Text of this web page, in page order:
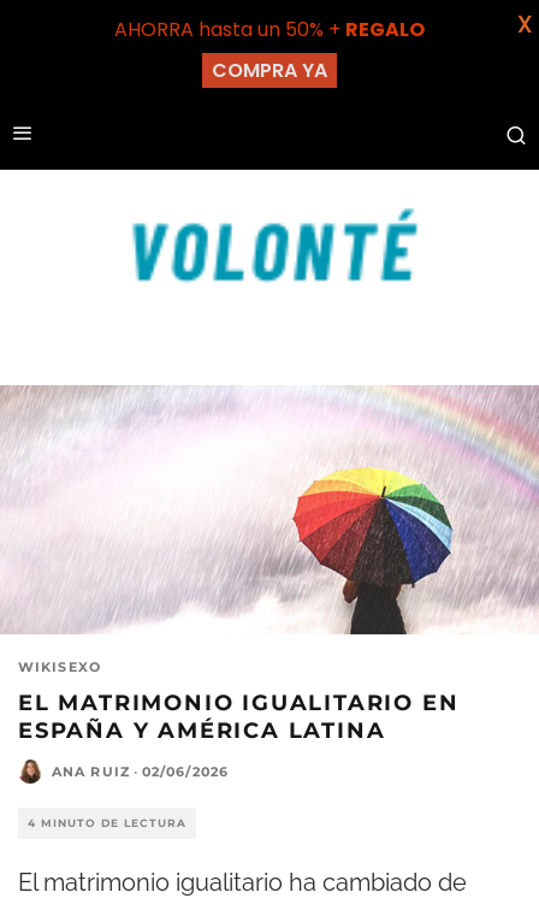
WIKISEXO
EL MATRIMONIO IGUALITARIO EN
ESPAÑA Y AMÉRICA LATINA
ANA RUIZ · 02/06/2026
4 MINUTO DE LECTURA
El matrimonio igualitario ha cambiado de
AHORRA hasta un 50% + REGALO
COMPRA YA
X